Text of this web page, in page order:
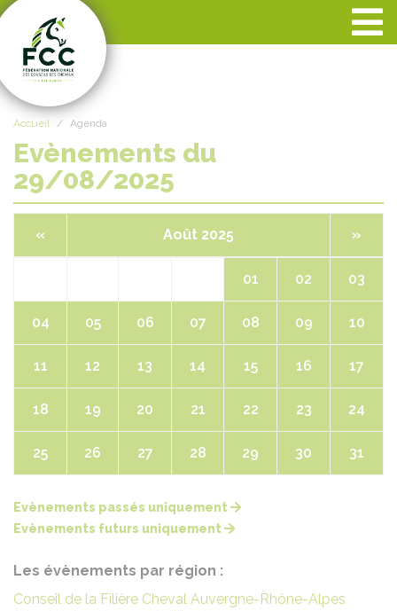
Accueil Agenda
Evènements du
29/08/2025
« Août 2025 »
01 02 03
04 05 06 07 08 09 10
11 12 13 14 15 16 17
18 19 20 21 22 23 24
25 26 27 28 29 30 31
Evènements passés uniquement
Evènements futurs uniquement
Les évènements par région :
Conseil de la Filière Cheval Auvergne-Rhône-Alpes
Panneau de gestion des cookies